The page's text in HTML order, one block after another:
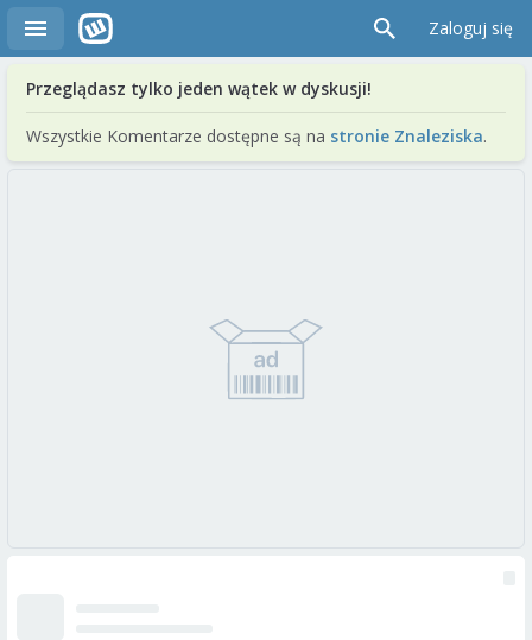
Zaloguj się
Przeglądasz tylko jeden wątek w dyskusji!
Wszystkie Komentarze dostępne są na stronie Znaleziska.